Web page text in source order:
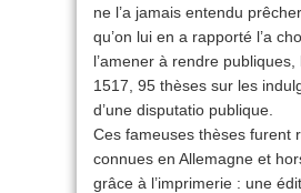
ne l’a jamais entendu
qu’on lui en a rapporté l’a
l’amener à rendre
1517, 95 thèses sur les
d’une disputatio publique.
Ces fameuses thèses furent
connues en Allemagne et
grâce à l’imprimerie : une